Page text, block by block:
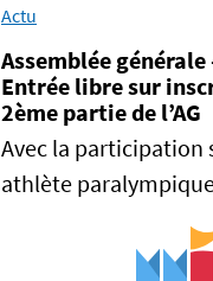
Actu
Assemblée générale
Entrée libre sur
2ème partie de l’AG
Avec la participation
athlète